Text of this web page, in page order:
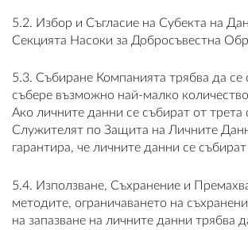
5.2. Избор и Съгласие на Субекта на
Секцията Насоки за Добросъвестна
5.3. Събиране Компанията трябва да се
събере възможно най-малко
Ако личните данни се събират от трета
Служителят по Защита на Личните
гарантира, че личните данни се
5.4. Използване, Съхранение и
методите, ограничаването на
на запазване на личните данни трябва